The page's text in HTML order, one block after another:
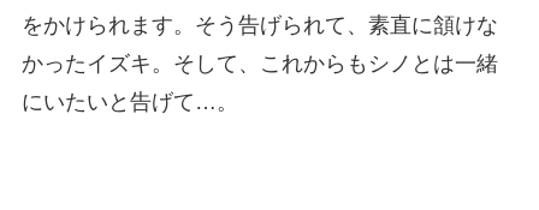
をかけられます。そう告げられて、素直に頷けな
かったイズキ。そして、これからもシノとは一緒
にいたいと告げて…。